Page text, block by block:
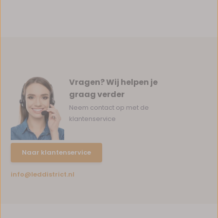
Vragen? Wij helpen je
graag verder
Neem contact op met de
klantenservice
Naar klantenservice
info@leddistrict.nl